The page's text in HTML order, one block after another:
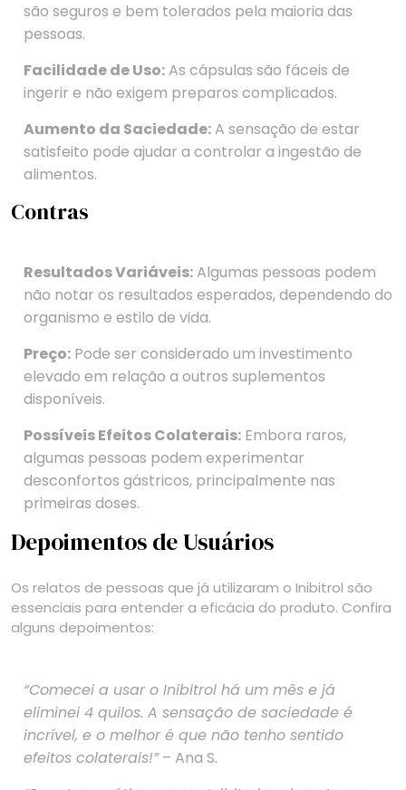
são seguros e bem tolerados pela maioria das
pessoas.
Facilidade de Uso:As cápsulas são fáceis de
ingerir e não exigem preparos complicados.
Aumento da Saciedade:A sensação de estar
satisfeito pode ajudar a controlar a ingestão de
alimentos.
Contras
Resultados Variáveis:Algumas pessoas podem
não notar os resultados esperados, dependendo do
organismo e estilo de vida.
Preço: Pode ser considerado um investimento
elevado em relação a outros suplementos
disponíveis.
Possíveis Efeitos Colaterais: Embora raros,
algumas pessoas podem experimentar
desconfortos gástricos, principalmente nas
primeiras doses.
Depoimentos de Usuários
Os relatos de pessoas que já utilizaram o Inibitrol são
essenciais para entender a eficácia do produto. Confira
alguns depoimentos:
“Comecei a usar o Inibitrol há um mês e já
eliminei 4 quilos. A sensação de saciedade é
incrível, e o melhor é que não tenho sentido
efeitos colaterais!”– Ana S.